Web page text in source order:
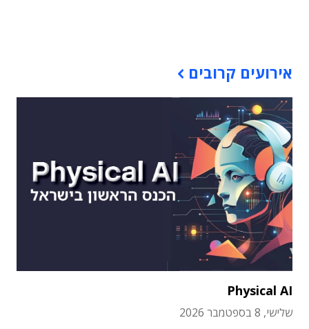
אירועים קרובים
Physical AI
שלישי, 8 בספטמבר 2026